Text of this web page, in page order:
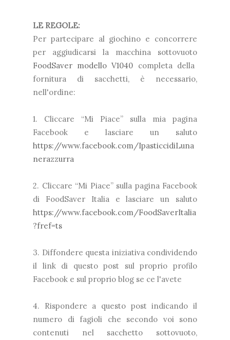
LE REGOLE:
Per partecipare al giochino e concorrere
per aggiudicarsi la macchina sottovuoto
FoodSaver modello V1040 completa della
fornitura di sacchetti, è necessario,
nell'ordine:
1. Cliccare “Mi Piace” sulla mia pagina
Facebook e lasciare un saluto
https://www.facebook.com/IpasticcidiLuna
nerazzurra
2. Cliccare “Mi Piace” sulla pagina Facebook
di FoodSaver Italia e lasciare un saluto
https://www.facebook.com/FoodSaverItalia
?fref=ts
3. Diffondere questa iniziativa condividendo
il link di questo post sul proprio profilo
Facebook e sul proprio blog se ce l'avete
4. Rispondere a questo post indicando il
numero di fagioli che secondo voi sono
contenuti nel sacchetto sottovuoto,